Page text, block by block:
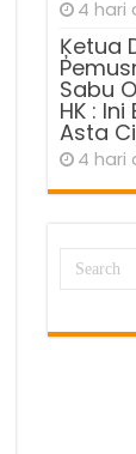
4 hari
Ķetua
Sabu
HK :
Asta
4 hari